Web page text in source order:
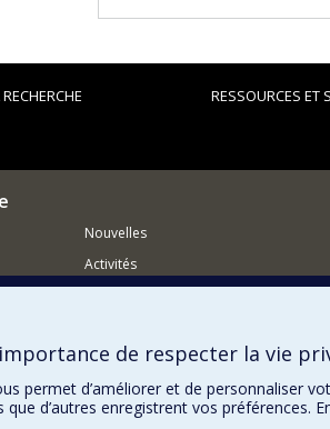
RESSOURCES ET
Nouvelles
Activités
de respecter la vie
permet d’améliorer et de personnaliser
que d’autres enregistrent vos